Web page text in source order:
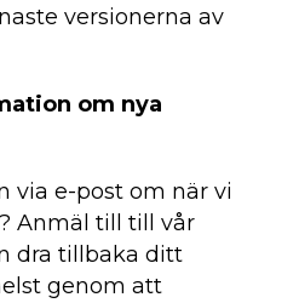
versionerna av
om nya
via e-post om när vi
Anmäl till till vår
dra tillbaka ditt
genom att